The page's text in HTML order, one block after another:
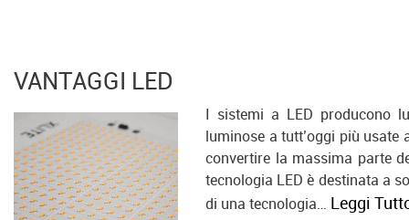
VANTAGGI LED
I sistemi a LED producono
luminose a tutt’oggi più usate
convertire la massima parte
tecnologia LED è destinata a
di una tecnologia… Leggi